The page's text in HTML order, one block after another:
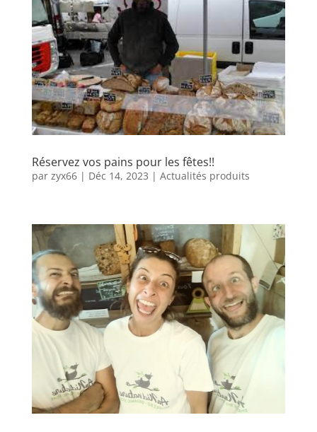
Réservez vos pains pour les fêtes!!
par zyx66| Déc 14, 2023 | Actualités produits